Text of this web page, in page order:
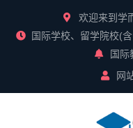
欢迎来到学
国际学校、留学院校(
国际
网